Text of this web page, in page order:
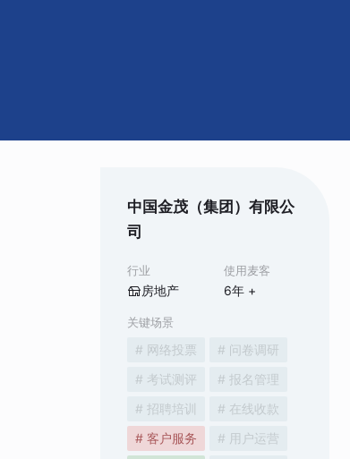
中国金茂（集团）有限公
司
行业
房地产
使用麦客
6年 +
关键场景
# 网络投票
# 问卷调研
# 考试测评
# 报名管理
# 招聘培训
# 在线收款
# 客户服务
# 用户运营